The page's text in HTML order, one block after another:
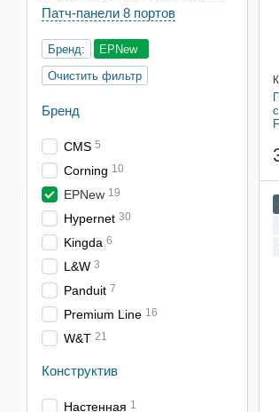
Патч-панели 8 портов
Бренд:
EPNew
Очистить фильтр
Бренд
CMS 5
Corning 10
EPNew 19
Hypernet 30
Kingda 6
L&W 3
Panduit 7
Premium Line 16
W&T 21
Конструктив
Настенная 1